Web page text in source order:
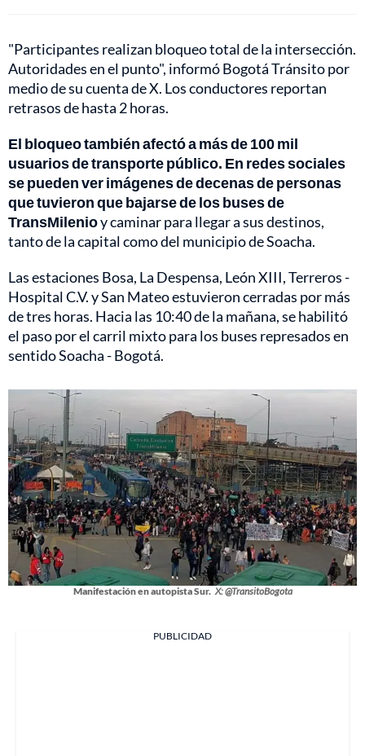
"Participantes realizan bloqueo total de la intersección.
Autoridades en el punto", informó Bogotá Tránsito por
medio de su cuenta de X. Los conductores reportan
retrasos de hasta 2 horas.
El bloqueo también afectó a más de 100 mil
usuarios de transporte público. En redes sociales
se pueden ver imágenes de decenas de personas
que tuvieron que bajarse de los buses de
TransMilenioy caminar para llegar a sus destinos,
tanto de la capital como del municipio de Soacha.
Las estaciones Bosa, La Despensa, León XIII, Terreros -
Hospital C.V. y San Mateo estuvieron cerradas por más
de tres horas. Hacia las 10:40 de la mañana, se habilitó
el paso por el carril mixto para los buses represados en
sentido Soacha - Bogotá.
Manifestación en autopista Sur. X: @TransitoBogota
PUBLICIDAD